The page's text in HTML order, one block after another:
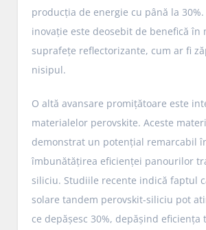
producția de energie cu până la 30%.
inovație este deosebit de benefică în
suprafețe reflectorizante, cum ar fi
nisipul.
O altă avansare promițătoare este
materialelor perovskite. Aceste
demonstrat un potențial remarcabil
îmbunătățirea eficienței panourilor
siliciu. Studiile recente indică faptul
solare tandem perovskit-siliciu pot
ce depășesc 30%, depășind eficiența